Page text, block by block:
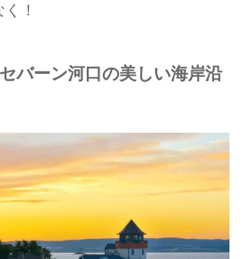
！
バーン河口の美しい海岸沿